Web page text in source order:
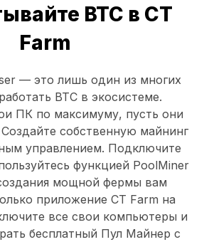
BTC в CT
Farm
— это лишь один из многих
BTC в экосистеме.
ПК по максимуму, пусть они
собственную майнинг
управлением. Подключите
функцией PoolMiner
мощной фермы вам
приложение CT Farm на
все свои компьютеры и
бесплатный Пул Майнер с